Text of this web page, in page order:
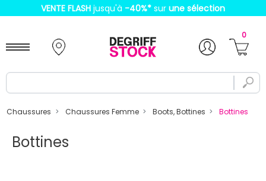
VENTE FLASH jusqu'à -40%* sur une sélection
0
Chaussures Chaussures Femme Boots, Bottines Bottines
Bottines